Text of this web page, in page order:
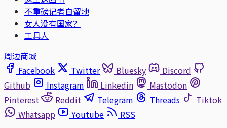
不重磅记者自留地
女人没有国家？
工具人
周边商城
Facebook
Twitter Bluesky
Discord
Github
Instagram Linkedin
Mastodon
Pinterest
Reddit Telegram Threads
Tiktok
Whatsapp
Youtube
RSS